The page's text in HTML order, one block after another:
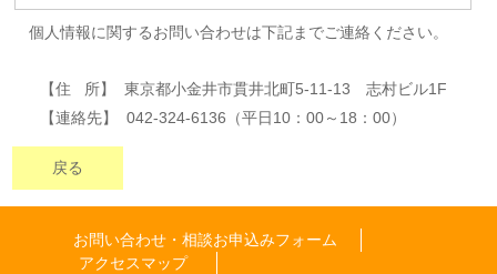
個人情報に関するお問い合わせは下記までご連絡ください。
【住 所】 東京都小金井市貫井北町5-11-13 志村ビル1F
【連絡先】 042-324-6136（平日10：00～18：00）
戻る
お問い合わせ・相談お申込みフォーム
アクセスマップ